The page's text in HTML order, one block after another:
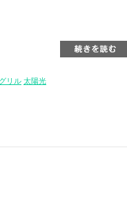
グリル 太陽光